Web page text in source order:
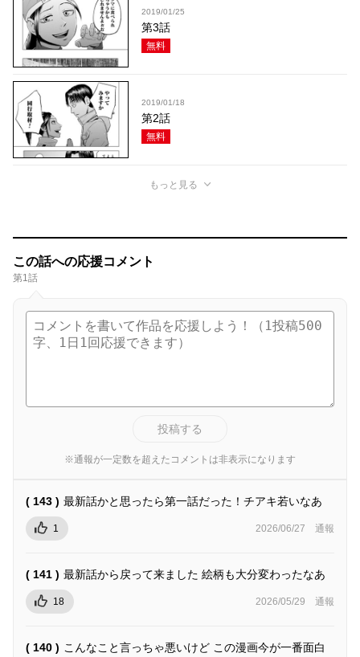
2019/01/25
第3話
無料
2019/01/18
第2話
無料
もっと見る
この話への応援コメント
第1話
投稿する
※通報が一定数を超えたコメントは非表示になります
( 143 ) 最新話かと思ったら第一話だった！チアキ若いなあ
1 2026/06/27 通報
( 141 ) 最新話から戻って来ました 絵柄も大分変わったなあ
18 2026/05/29 通報
( 140 ) こんなこと言っちゃ悪いけど この漫画今が一番面白